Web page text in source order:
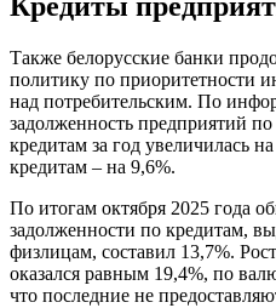
Кредиты
Также белорусские банки
политику по приоритетности
над потребительским. По
задолженность предприятий
кредитам за год увеличилась
кредитам – на 9,6%.
По итогам октября 2025 года
задолженности по кредитам,
физлицам, составил 13,7%.
оказался равным 19,4%, по
что последние не